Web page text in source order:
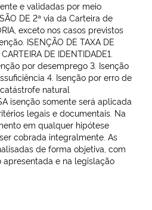
e validadas por meio
DE 2ª via da Carteira de
exceto nos casos previstos
ISENÇÃO DE TAXA DE
DE IDENTIDADE1.
por desemprego 3. Isenção
4. Isenção por erro de
natural
isenção somente será aplicada
legais e documentais. Na
em qualquer hipótese
cobrada integralmente. As
de forma objetiva, com
e na legislação